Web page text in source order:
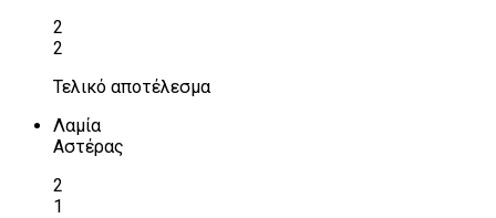
2
2
Τελικό αποτέλεσμα
Λαμία
Αστέρας
2
1